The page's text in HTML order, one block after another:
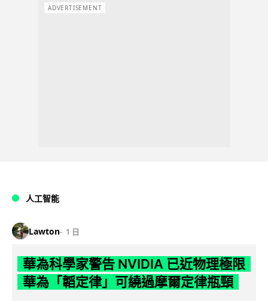
ADVERTISEMENT
人工智能
Lawton 1 日
華為科學家警告 NVIDIA 已近物理極限
華為「韜定律」可繞過摩爾定律瓶頸